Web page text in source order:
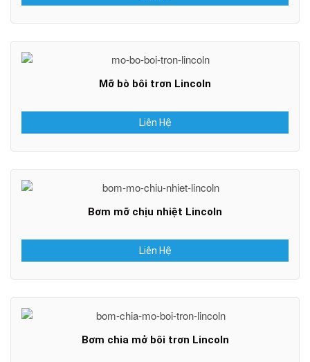
Mỡ bò bôi trơn Lincoln
Liên Hệ
Bơm mỡ chịu nhiệt Lincoln
Liên Hệ
Bơm chia mở bôi trơn Lincoln